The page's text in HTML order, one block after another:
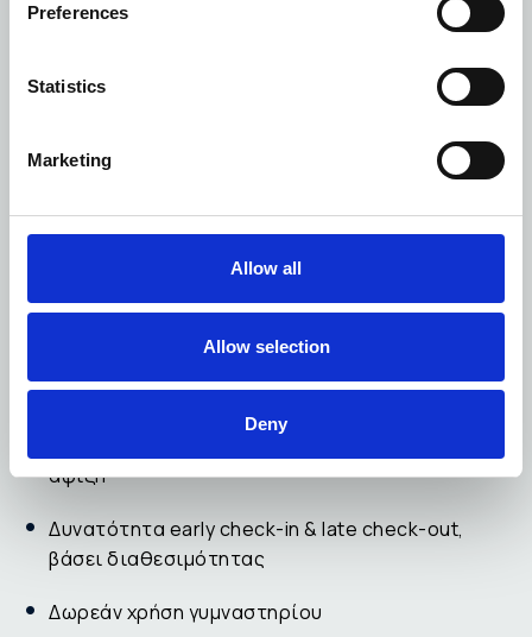
Preferences
Statistics
Marketing
Allow all
Allow selection
Deny
Χρηματοκιβώτιο στο δωμάτιο
Μπουρνούζια και παντόφλες πολυτελείας
Είδη προσωπικής περιποίησης πολυτελείας και
*σε επιλεγμένες σουίτες
ΔΩΡΕΑΝ ΠΑΡΟΧΕΣ
άφιξη
Δυνατότητα early check-in & late check-out,
βάσει διαθεσιμότητας
Δωρεάν χρήση γυμναστηρίου